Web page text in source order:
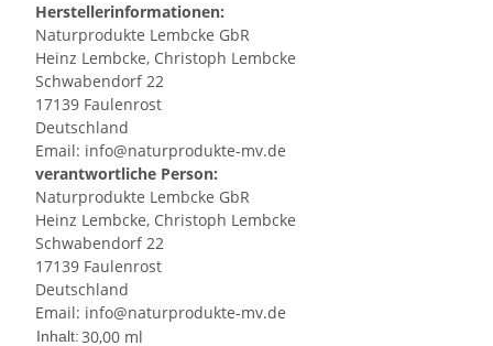
Herstellerinformationen:
Naturprodukte Lembcke GbR
Heinz Lembcke, Christoph Lembcke
Schwabendorf 22
17139 Faulenrost
Deutschland
Email: info@naturprodukte-mv.de
verantwortliche Person:
Naturprodukte Lembcke GbR
Heinz Lembcke, Christoph Lembcke
Schwabendorf 22
17139 Faulenrost
Deutschland
Email: info@naturprodukte-mv.de
Inhalt:30,00 ml